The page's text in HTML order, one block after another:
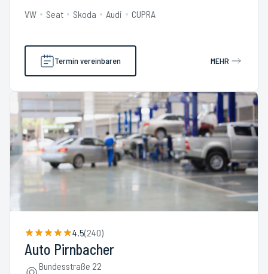
VW Seat Skoda Audi CUPRA
Termin vereinbaren MEHR
4.5(240)
Auto Pirnbacher
Bundesstraße 22